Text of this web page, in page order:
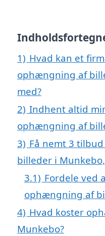
1) Hvad kan et
ophængning af
med?
2) Indhent altid
ophængning af
3) Få nemt 3
billeder i
3.1) Fordele ved
ophængning af
4) Hvad koster
Munkebo?